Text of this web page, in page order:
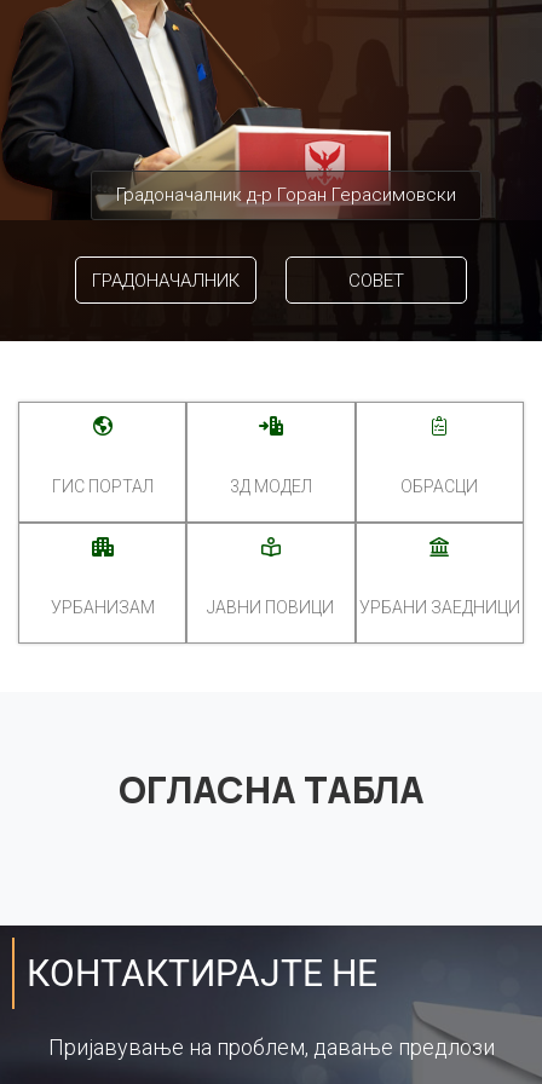
Градоначалник д-р Горан Герасимовски
ГРАДОНАЧАЛНИК СОВЕТ
ГИС ПОРТАЛ 3Д МОДЕЛ ОБРАСЦИ
УРБАНИЗАМ ЈАВНИ ПОВИЦИ УРБАНИ ЗАЕДНИЦИ
ОГЛАСНА ТАБЛА
КОНТАКТИРАЈТЕ НЕ
Пријавување на проблем, давање предлози